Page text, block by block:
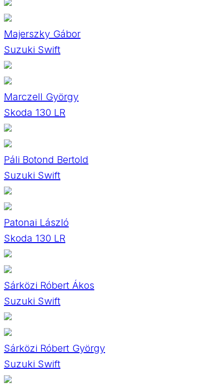
Majerszky Gábor
Suzuki Swift
Marczell György
Skoda 130 LR
Páli Botond Bertold
Suzuki Swift
Patonai László
Skoda 130 LR
Sárközi Róbert Ákos
Suzuki Swift
Sárközi Róbert György
Suzuki Swift